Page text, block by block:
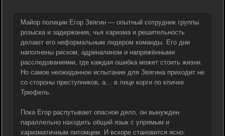
Майор полиции Егор Звягин — опытный сотрудник группы
розыска и задержания, чья харизма и решительность
делают его неформальным лидером команды. Его дни
наполнены риском, адреналином и напряжёнными
расследованиями, где каждая ошибка может стоить жизни.
Но самое неожиданное испытание для Звягина приходит не
со стороны преступников, а… в лице корги по кличке
Трюфель.
Пока Егор распутывает опасное дело, он вынужден
параллельно находить общий язык с упрямым и
харизматичным питомцем. И вскоре становится ясно: